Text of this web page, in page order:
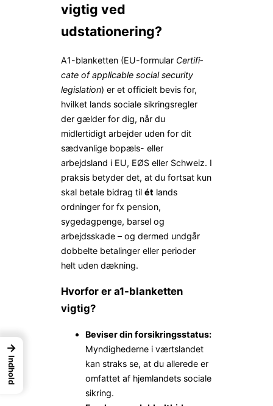
vigtig ved
udstationering?
A1-blanketten (EU-formular Cer­tifi­
cate of appli­cable social security
legislation) er et officielt bevis for,
hvilket lands sociale sikringsregler
der gælder for dig, når du
midlertidigt arbejder uden for dit
sædvanlige bopæls- eller
arbejdsland i EU, EØS eller Schweiz. I
praksis betyder det, at du fortsat kun
skal betale bidrag til ét lands
ordninger for fx pension,
sygedagpenge, barsel og
arbejdsskade – og dermed undgår
dobbelte betalinger eller perioder
helt uden dækning.
Hvorfor er a1-blanketten
vigtig?
Beviser din forsikringsstatus:
Myndighederne i værtslandet
kan straks se, at du allerede er
omfattet af hjemlandets sociale
sikring.
→
Indhold